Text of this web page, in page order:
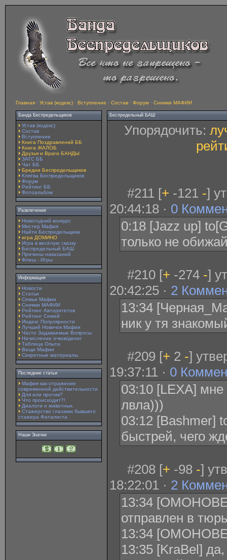
Главная · Устав (кодекс) · Вступление · Состав · Форум · Снимки МАФИИ
Банда Беспредельщиков
Устав (кодекс)
Состав
Вступление
Книга Поздравлений ББ
Книга ЖАЛОБ
Друзья и Враги БАНДЫ
ЗАГС ББ
Чат ББ
Бредни Беспредельщиков
Клятва Беспредельщиков
Форум
Рейтинг ББ
Фотоальбом
Развлечения
Новогодний конкурс
Мистер Мафия
Найти Беспредельщика
игра ДОМИНО
Игра в весёлую сказку
Беспредельный БАШ
Причины наказаний
Флеш - Игры
Информация
Новости
Статьи
Семьи Мафии
Снимки МАФИИ
Рейтинг Авторитетов
Рейтинг Семей
Индекс Популярности
Лучший Новичок Мафии
Часто Задаваемые Вопросы
Начисление очков/денег
Таблица Опыта
Вещи Мафии
Секретные материалы
Последние статьи
Мафия как отражение
современной действительности
Для или против?
Что происходит?!
Диалоги о животных.
Стажерство глазами бывшего
стажера Фаталиста
Наши Значки
Беспредельный БАШ
Упорядочить:
#211 [+ -121 -]
20:44:18 · 0
0:18 [Jazz up]
только не
#210 [+ -274 -]
20:42:25 · 2
13:34
ник у тя
#209 [+ 2 -]
19:37:11 · 0
03:10 [LEXA]
лвла)))
03:12 [Bashmer]
быстрей, чего
#208 [+ -98 -]
18:22:01 · 2
13:34
отправлен в
13:34
13:35 [KraBel]